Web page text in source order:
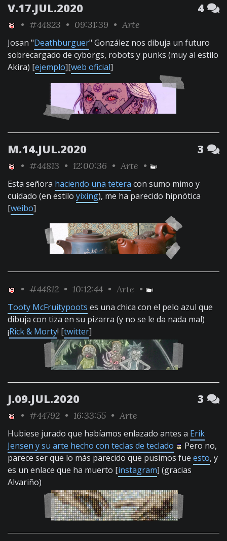
V.17.JUL.2020 4
• #44823 • 09:31:39 • Arte
Josan "Deathburguer" González nos dibuja un futuro
sobrecargado de cyborgs, robots y punks (muy al estilo
Akira) [ejemplo][web oficial]
M.14.JUL.2020 3
• #44813 • 12:00:36 • Arte •
Esta señora haciendo una tetera con sumo mimo y
cuidado (en estilo yixing), me ha parecido hipnótica
[weibo]
• #44812 • 10:12:44 • Arte •
Tooty McFruitypoots es una chica con el pelo azul que
dibuja con tiza en su pizarra (y no se le da nada mal)
¡Rick & Morty! [twitter]
J.09.JUL.2020 3
• #44792 • 16:33:55 • Arte
Hubiese jurado que habíamos enlazado antes a Erik
Jensen y su arte hecho con teclas de teclado
Pero no,
parece ser que lo más parecido que pusimos fue esto, y
es un enlace que ha muerto [instagram] (gracias
Alvariño)